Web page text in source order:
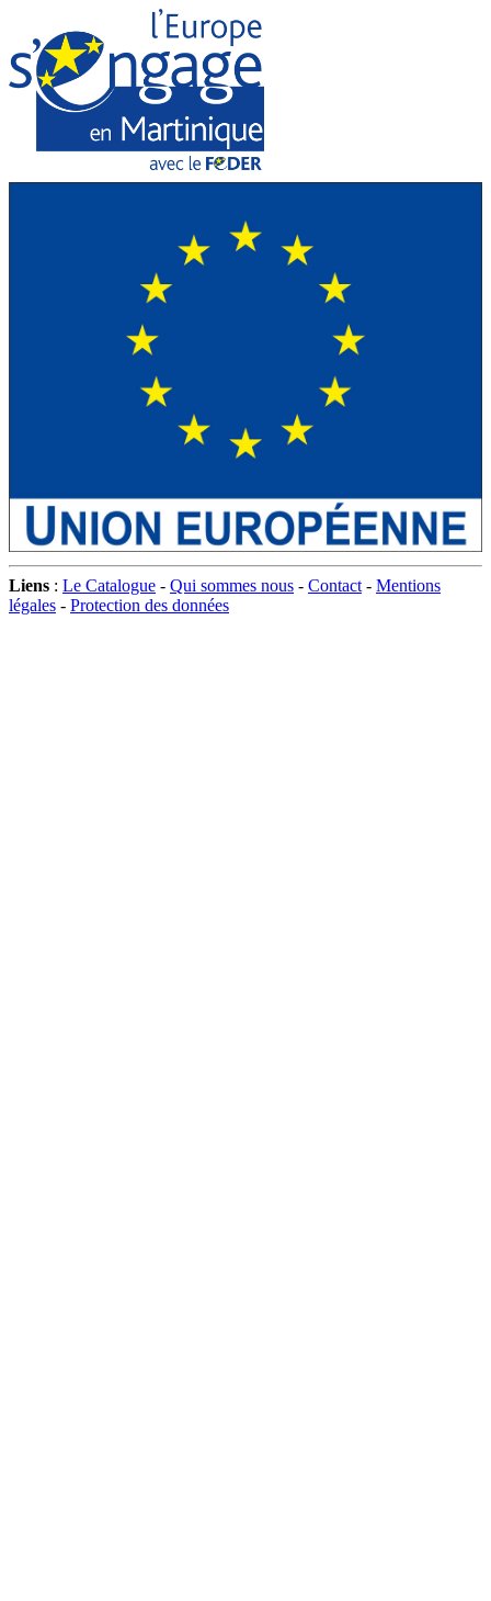
Liens : Le Catalogue - Qui sommes nous - Contact - Mentions
légales - Protection des données